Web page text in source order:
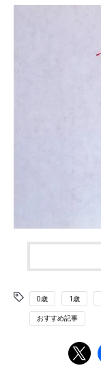
0歳 1歳
おすすめ記事